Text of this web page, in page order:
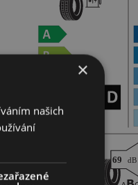
×
našich